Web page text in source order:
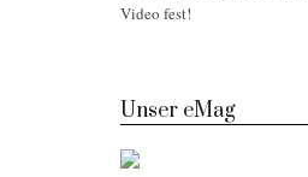
Video fest!
Unser eMag